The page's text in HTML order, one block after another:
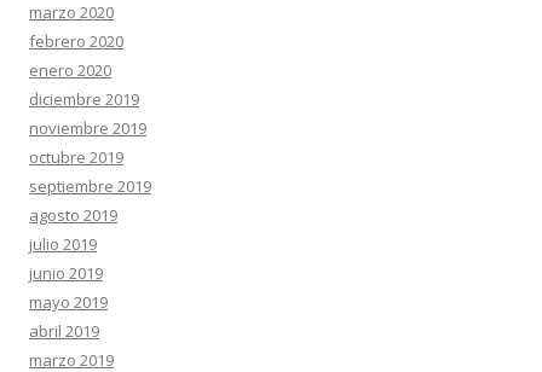
marzo 2020
febrero 2020
enero 2020
diciembre 2019
noviembre 2019
octubre 2019
septiembre 2019
agosto 2019
julio 2019
junio 2019
mayo 2019
abril 2019
marzo 2019